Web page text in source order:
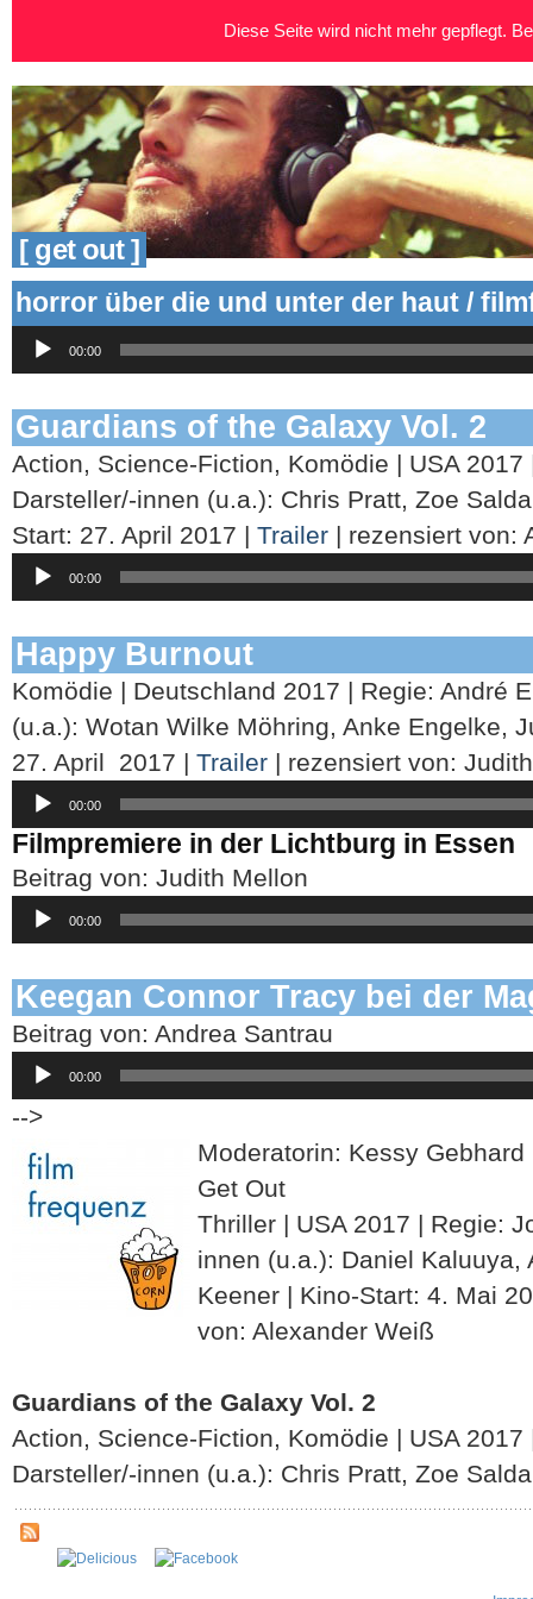
[ get out ]
horror über die und unter der haut /
Player
00:00
Guardians of the Galaxy Vol. 2
Action, Science-Fiction, Komödie | USA
Darsteller/-innen (u.a.): Chris Pratt, Zoe
Start: 27. April 2017 | Trailer | rezensiert von:
Player
00:00
Happy Burnout
Komödie | Deutschland 2017 | Regie: André
(u.a.): Wotan Wilke Möhring, Anke Engelke,
27. April 2017 | Trailer | rezensiert von:
Player
00:00
Filmpremiere in der Lichtburg in Essen
Beitrag von: Judith Mellon
Player
00:00
Keegan Connor Tracy bei der
Beitrag von: Andrea Santrau
Player
00:00
-->
Moderatorin: Kessy Gebhard
Get Out
Thriller | USA 2017 | Regie:
innen (u.a.): Daniel
Keener | Kino-Start: 4. Mai
von: Alexander Weiß
Guardians of the Galaxy Vol. 2
Action, Science-Fiction, Komödie | USA
Darsteller/-innen (u.a.): Chris Pratt, Zoe
Diese Seite wird nicht mehr gepflegt.